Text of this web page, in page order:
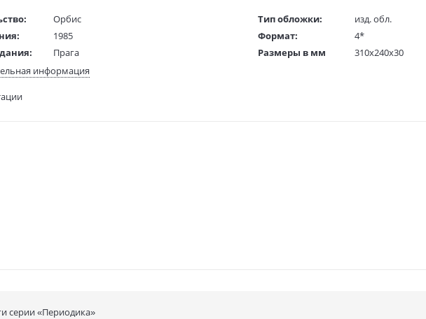
Орбис
1985
Прага
русский
Тип обложки:
изд. обл.
Формат:
4*
Размеры в мм
310x240x30
информация
серии«Периодика»